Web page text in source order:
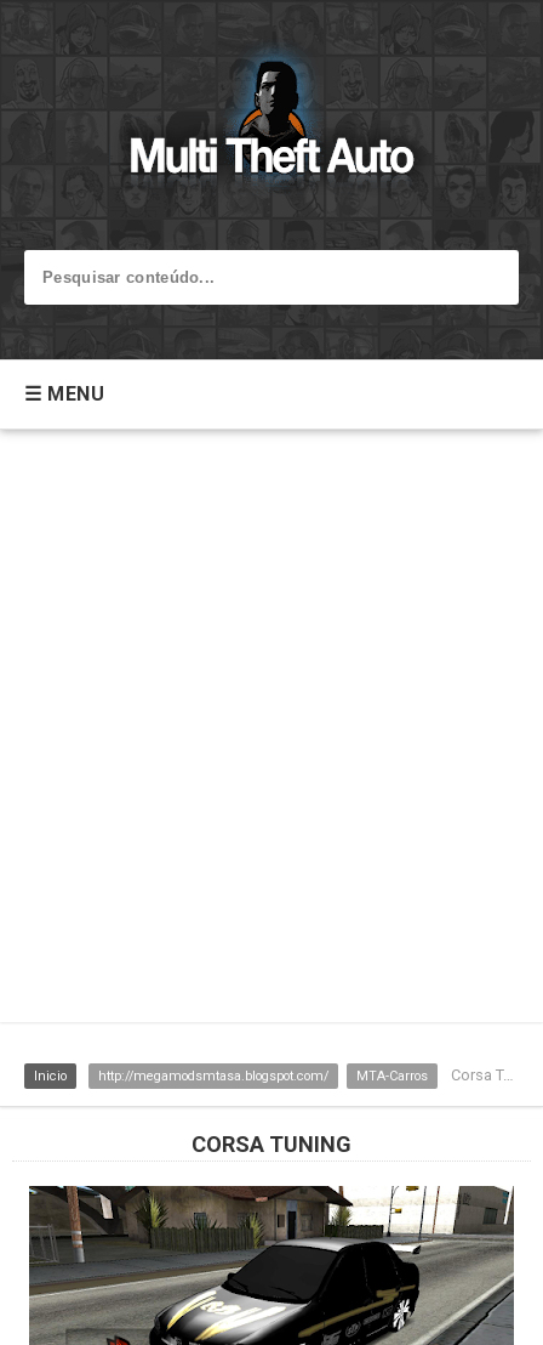
☰ MENU
Inicio http://megamodsmtasa.blogspot.com/ MTA-Carros Corsa Tuning
CORSA TUNING